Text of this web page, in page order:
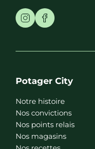
Potager City
Notre histoire
Nos convictions
Nos points relais
Nos magasins